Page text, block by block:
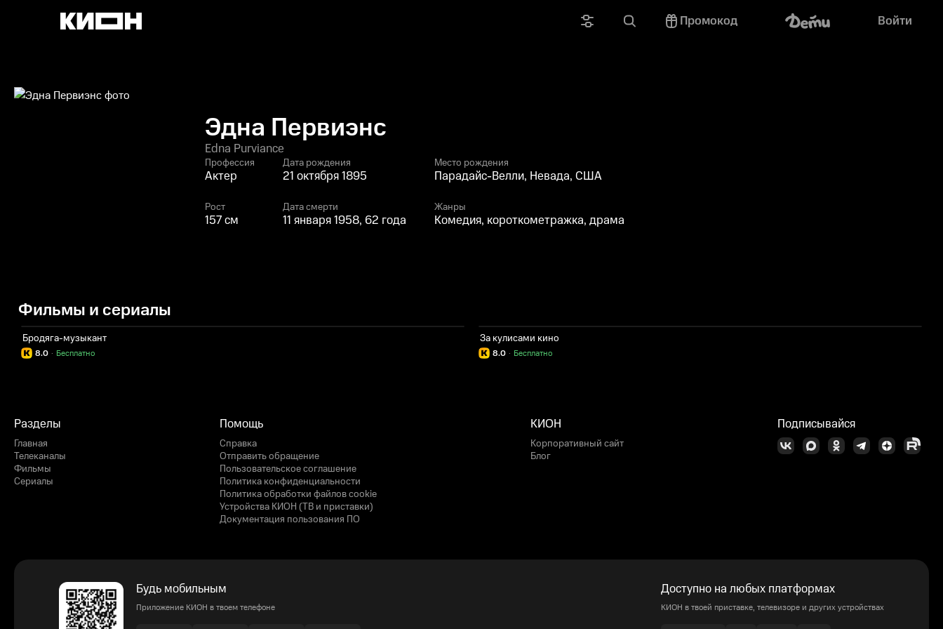
Промокод Войти
Эдна Первиэнс
Edna Purviance
Профессия
Актер
Дата рождения
21 октября 1895
Место рождения
Парадайс-Велли, Невада, США
Рост
157 см
Дата смерти
11 января 1958, 62 года
Жанры
Комедия, короткометражка, драма
Фильмы и сериалы
Бродяга-музыкант
8.0 Бесплатно
·
За кулисами кино
8.0 Бесплатно
·
Разделы
Главная
Телеканалы
Фильмы
Сериалы
Помощь
Справка
Отправить обращение
Пользовательское соглашение
Политика конфиденциальности
Политика обработки файлов cookie
Устройства КИОН (ТВ и приставки)
Документация пользования ПО
КИОН
Корпоративный сайт
Блог
Подписывайся
Будь мобильным
Приложение КИОН в твоем телефоне
Доступно на любых платформах
КИОН в твоей приставке, телевизоре и других устройствах